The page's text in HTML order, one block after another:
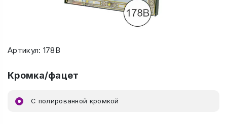
Артикул: 178В
Кромка/фацет
C полированной кромкой